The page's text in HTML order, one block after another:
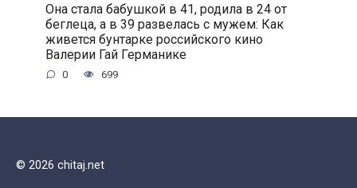
Она стала бабушкой в 41, родила в 24 от
беглеца, а в 39 развелась с мужем: Как
живется бунтарке российского кино
Валерии Гай Германике
0 699
© 2026 chitaj.net